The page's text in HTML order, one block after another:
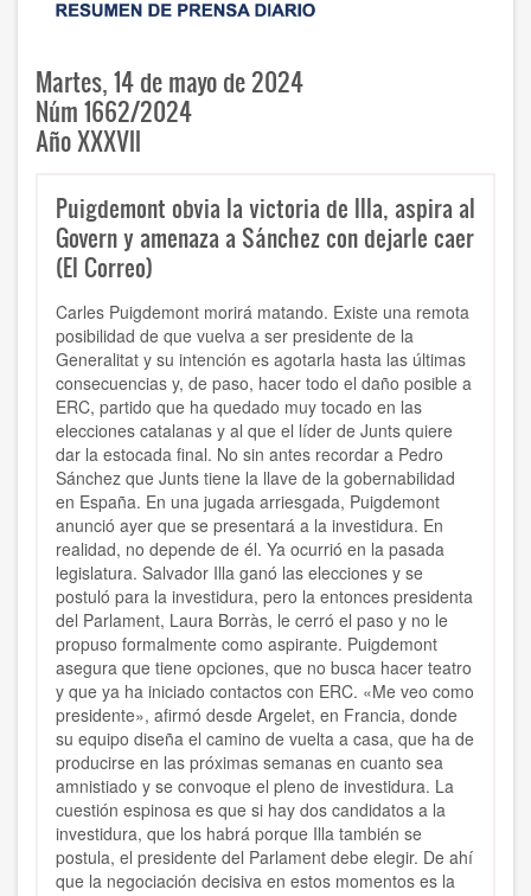
Martes, 14 de mayo de 2024
Núm 1662/2024
Año XXXVII
Puigdemont obvia la victoria de Illa, aspira al
Govern y amenaza a Sánchez con dejarle caer
(El Correo)
Carles Puigdemont morirá matando. Existe una remota
posibilidad de que vuelva a ser presidente de la
Generalitat y su intención es agotarla hasta las últimas
consecuencias y, de paso, hacer todo el daño posible a
ERC, partido que ha quedado muy tocado en las
elecciones catalanas y al que el líder de Junts quiere
dar la estocada final. No sin antes recordar a Pedro
Sánchez que Junts tiene la llave de la gobernabilidad
en España. En una jugada arriesgada, Puigdemont
anunció ayer que se presentará a la investidura. En
realidad, no depende de él. Ya ocurrió en la pasada
legislatura. Salvador Illa ganó las elecciones y se
postuló para la investidura, pero la entonces presidenta
del Parlament, Laura Borràs, le cerró el paso y no le
propuso formalmente como aspirante. Puigdemont
asegura que tiene opciones, que no busca hacer teatro
y que ya ha iniciado contactos con ERC. «Me veo como
presidente», afirmó desde Argelet, en Francia, donde
su equipo diseña el camino de vuelta a casa, que ha de
producirse en las próximas semanas en cuanto sea
amnistiado y se convoque el pleno de investidura. La
cuestión espinosa es que si hay dos candidatos a la
investidura, que los habrá porque Illa también se
postula, el presidente del Parlament debe elegir. De ahí
que la negociación decisiva en estos momentos es la